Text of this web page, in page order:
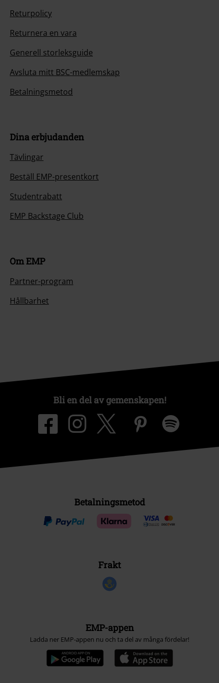
Returpolicy
Returnera en vara
Generell storleksguide
Avsluta mitt BSC-medlemskap
Betalningsmetod
Dina erbjudanden
Tävlingar
Beställ EMP-presentkort
Studentrabatt
EMP Backstage Club
Om EMP
Partner-program
Hållbarhet
Bli en del av gemenskapen!
Betalningsmetod
Frakt
EMP-appen
Ladda ner EMP-appen nu och ta del av många fördelar!